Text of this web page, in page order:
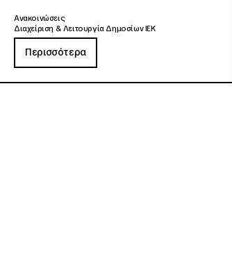
Ανακοινώσεις
Διαχείριση & Λειτουργία Δημοσίων ΙΕΚ
Περισσότερα